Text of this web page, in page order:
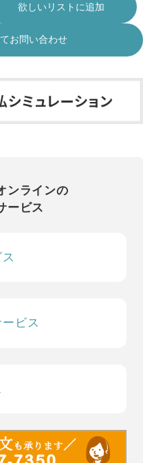
欲しいリストに追加
お問い合わせ
ンラインの
ービス
ビス